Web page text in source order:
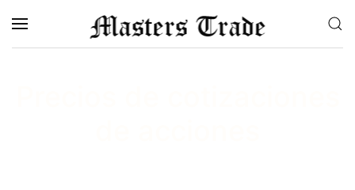
Skip to main content